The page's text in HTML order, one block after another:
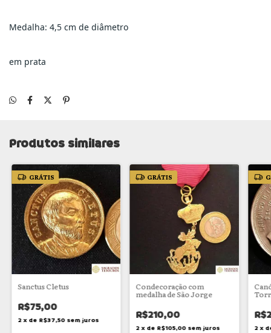
Medalha: 4,5 cm de diâmetro
em prata
Produtos similares
GRÁTIS
Sanctus Cletus
R$75,00
2 x de R$37,50 sem juros
GRÁTIS
Condecoração com
medalha de São Jorge
R$210,00
2 x de R$105,00 sem juros 2 x